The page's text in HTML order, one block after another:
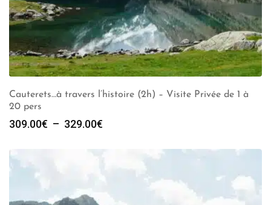
Cauterets…à travers l’histoire (2h) – Visite Privée de 1 à
20 pers
309.00€ – 329.00€
329.00€